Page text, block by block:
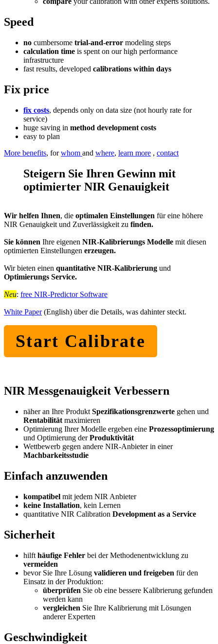
Speed
no cumbersome trial-and-error modeling steps
calculation time is spent on our high performance
infrastructure
fast results, developed calibrations within days
Fix price
fix costs, depends only on data size (not hourly rate for
service)
huge saving in method development costs
easy to plan
More benefits, forwhom and where, learn more , contact
Steigern Sie Ihren Gewinn mit
optimierter NIR Genauigkeit
Wir helfen Ihnen, die optimalen Einstellungen für eine höhere
NIR Genauigkeit und Zuverlässigkeit zu finden.
Sie können Ihre eigenen NIR-Kalibrierungs Modelle mit diesen
optimierten Einstellungen erzeugen.
Wir bieten einen quantitative NIR-Kalibrierung und
Optimierungs Service.
Neu: free NIR-Predictor Software
White Paper(English) über die Details, was dahinter steckt.
Start Calibrate
NIR Messgenauigkeit Verbessern
näher an Ihre Produkt Spezifikationsgrenzwerte gehen und
Rentabilität maximieren
Optimierung Ihrer Modelle ergeben eine Prozessoptimierung
und Optimierung derProduktivität
Wettbewerb gegen andere NIR-Anbieter in einer
Machbarkeitsstudie
Einfach anzuwenden
kompatibel mit jedem NIR Anbieter
keine Installation, kein Lernen
quantitative NIR Calibration Development as a Service
Sicherheit
hilft häufige Fehler bei der Methodenentwicklung zu
vermeiden
bevor Sie Ihre Lösung validieren und freigeben für den
Einsatz in der Produktion:
überprüfen Sie ob eine bessere Kalibrierung gefunden
werden kann
vergleichen Sie Ihre Kalibrierung mit Lösungen
anderer Experten
Geschwindigkeit